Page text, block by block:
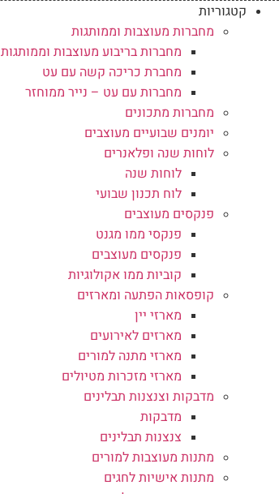
קטגוריות
מחברות מעוצבות וממותגות
מחברות בריבוע מעוצבות וממותגות
מחברת כריכה קשה עם עט
מחברות עם עט – נייר ממוחזר
מחברות מתכונים
יומנים שבועיים מעוצבים
לוחות שנה ופלאנרים
לוחות שנה
לוח תכנון שבועי
פנקסים מעוצבים
פנקסי ממו מגנט
פנקסים מעוצבים
קוביות ממו אקולוגיות
קופסאות הפתעה ומארזים
מארזי יין
מארזים לאירועים
מארזי מתנה למורים
מארזי מזכרות מטיולים
מדבקות וצנצנות תבלינים
מדבקות
צנצנות תבלינים
מתנות מעוצבות למורים
מתנות אישיות לחגים